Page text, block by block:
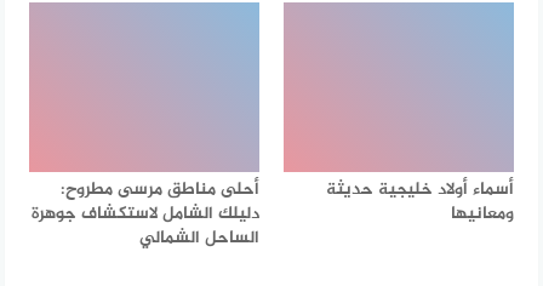
أسماء أولاد خليجية حديثة
ومعانيها
أحلى مناطق مرسى مطروح:
دليلك الشامل لاستكشاف جوهرة
الساحل الشمالي